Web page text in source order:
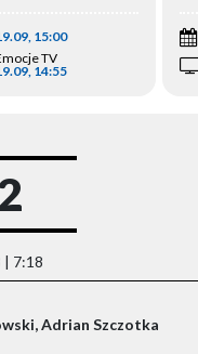
15:00
TV
14:55
| 7:18
Adrian Szczotka